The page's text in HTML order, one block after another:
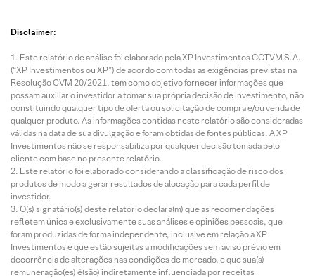
Disclaimer:
Este relatório de análise foi elaborado pela XP Investimentos CCTVM S.A.
(“XP Investimentos ou XP”) de acordo com todas as exigências previstas na
Resolução CVM 20/2021, tem como objetivo fornecer informações que
possam auxiliar o investidor a tomar sua própria decisão de investimento, não
constituindo qualquer tipo de oferta ou solicitação de compra e/ou venda de
qualquer produto. As informações contidas neste relatório são consideradas
válidas na data de sua divulgação e foram obtidas de fontes públicas. A XP
Investimentos não se responsabiliza por qualquer decisão tomada pelo
cliente com base no presente relatório.
Este relatório foi elaborado considerando a classificação de risco dos
produtos de modo a gerar resultados de alocação para cada perfil de
investidor.
O(s) signatário(s) deste relatório declara(m) que as recomendações
refletem única e exclusivamente suas análises e opiniões pessoais, que
foram produzidas de forma independente, inclusive em relação à XP
Investimentos e que estão sujeitas a modificações sem aviso prévio em
decorrência de alterações nas condições de mercado, e que sua(s)
remuneração(es) é(são) indiretamente influenciada por receitas